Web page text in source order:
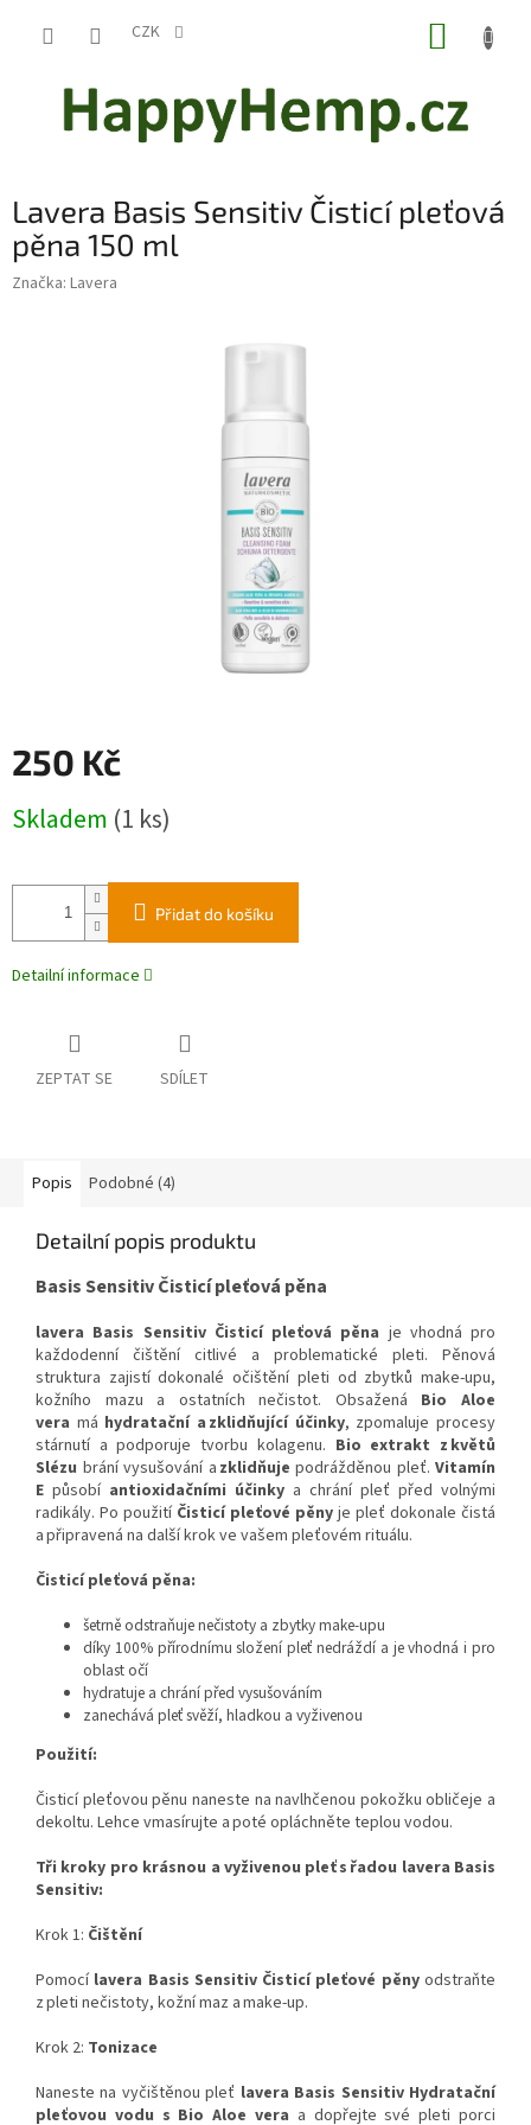
CZK
Lavera Basis Sensitiv Čisticí pleťová
pěna 150 ml
Značka: Lavera
250 Kč
cena:
Skladem (1 ks)
Přidat do košíku
Detailní informace
ZEPTAT SE SDÍLET
Popis Podobné (4)
Detailní popis produktu
Basis Sensitiv Čisticí pleťová pěna
lavera Basis Sensitiv Čisticí pleťová pěna je vhodná pro
každodenní čištění citlivé a problematické pleti. Pěnová
struktura zajistí dokonalé očištění pleti od zbytků make-upu,
kožního mazu a ostatních nečistot. Obsažená
Bio Aloe
vera má hydratační a zklidňující účinky, zpomaluje procesy
stárnutí a podporuje tvorbu kolagenu. Bio extrakt z květů
Slézu brání vysušování a zklidňuje podrážděnou pleť. Vitamín
E působí antioxidačními účinky a chrání pleť před volnými
radikály. Po použití Čisticí pleťové pěny je pleť dokonale čistá
a připravená na další krok ve vašem pleťovém rituálu.
Čisticí pleťová pěna:
šetrně odstraňuje nečistoty a zbytky make-upu
díky 100% přírodnímu složení pleť nedráždí a je vhodná i pro
oblast očí
hydratuje a chrání před vysušováním
zanechává pleť svěží, hladkou a vyživenou
Použití:
Čisticí pleťovou pěnu naneste na navlhčenou pokožku obličeje a
dekoltu. Lehce vmasírujte a poté opláchněte teplou vodou.
Tři kroky pro krásnou a vyživenou pleť s řadou lavera Basis
Sensitiv:
Krok 1: Čištění
Pomocí lavera Basis Sensitiv Čisticí pleťové pěny odstraňte
z pleti nečistoty, kožní maz a make-up.
Krok 2: Tonizace
Naneste na vyčištěnou pleť lavera Basis Sensitiv Hydratační
pleťovou vodu s Bio Aloe vera a dopřejte své pleti porci